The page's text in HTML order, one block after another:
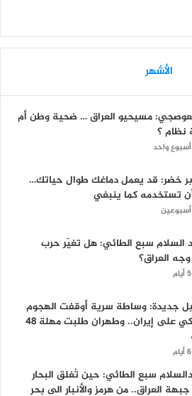
الأشهر
مسيحيو العراق … ضحية وطن أم
نظام ؟
واحد
خضر: قد يعمل دماغك طوال حياتك…
تستخدمه كما ينبغي
السلام سبع الطائي: هل تغيّر حرب
وجه العراق؟
جديدة: وساطة سرية أوقفت الهجوم
الأمريكي على إيران.. وطهران طلبت مهلة 48
سبع الطائي: حين تُغلق البحار
العراق.. من هرمز والأنبار الى بحر